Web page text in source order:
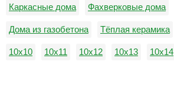
Каркасные дома Фахверковые дома
Дома из газобетона Тёплая керамика
10х10 10х11 10х12 10х13 10х14